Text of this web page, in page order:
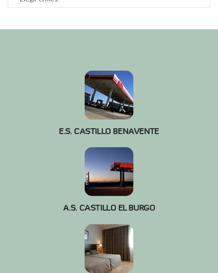
E.S. CASTILLO BENAVENTE
A.S. CASTILLO EL BURGO